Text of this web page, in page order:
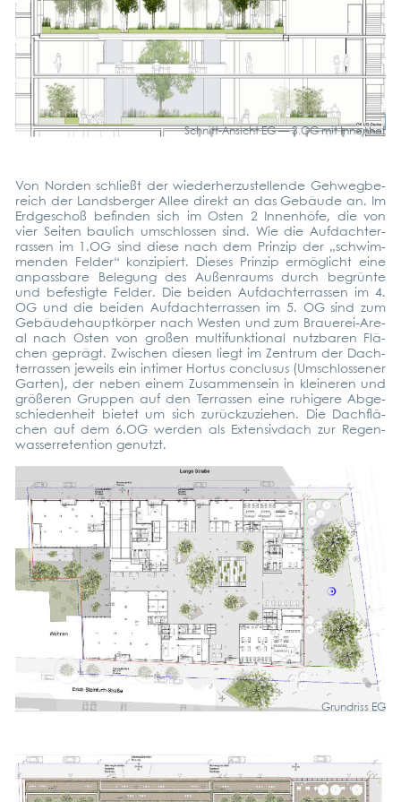
Schnitt-Ansicht EG — 3.OG mit Innen­hof
Von Nor­den schließt der wie­der­her­zu­stel­len­de Geh­weg­be­
reich der Lands­ber­ger Allee direkt an das Gebäu­de an. Im
Erd­ge­schoß befin­den sich im Osten 2 Innen­hö­fe, die von
vier Sei­ten bau­lich umschlos­sen sind. Wie die Auf­dach­ter­
ras­sen im 1.OG sind die­se nach dem Prin­zip der „schwim­
men­den Fel­der“ kon­zi­piert. Die­ses Prin­zip ermög­licht eine
anpass­ba­re Bele­gung des Außen­raums durch begrün­te
und befes­tig­te Fel­der. Die bei­den Auf­dach­ter­ras­sen im 4.
OG und die bei­den Auf­dach­ter­ras­sen im 5. OG sind zum
Gebäu­de­haupt­kör­per nach Wes­ten und zum Braue­rei-Are­
al nach Osten von gro­ßen mul­ti­funk­tio­nal nutz­ba­ren Flä­
chen geprägt. Zwi­schen die­sen liegt im Zen­trum der Dach­
ter­ras­sen jeweils ein inti­mer Hor­tus con­clus­us (Umschlos­se­ner
Gar­ten), der neben einem Zusam­men­sein in klei­ne­ren und
grö­ße­ren Grup­pen auf den Ter­ras­sen eine ruhi­ge­re Abge­
schie­den­heit bie­tet um sich zurück­zu­zie­hen. Die Dach­flä­
chen auf dem 6.OG wer­den als Exten­siv­dach zur Regen­
was­ser­re­ten­ti­on genutzt.
Grund­riss EG